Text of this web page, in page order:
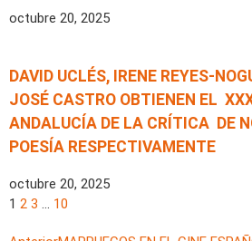
octubre 20, 2025
DAVID UCLÉS, IRENE REYES-
JOSÉ CASTRO OBTIENEN EL
ANDALUCÍA DE LA CRÍTICA DE
POESÍA RESPECTIVAMENTE
octubre 20, 2025
1 2 3 … 10